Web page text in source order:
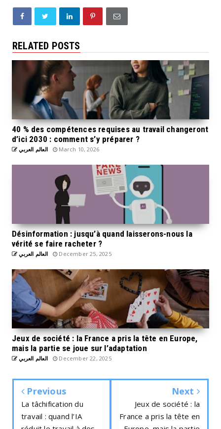
RELATED POSTS
40 % des compétences requises au travail changeront
d’ici 2030 : comment s’y préparer ?
العالم العربي March 10, 2026
Désinformation : jusqu’à quand laisserons-nous la
vérité se faire racheter ?
العالم العربي December 25, 2025
Jeux de société : la France a pris la tête en Europe,
mais la partie se joue sur l’adaptation
العالم العربي December 22, 2025
Previous
La tâchification du
travail : quand l’IA
Next
Jeux de société : la
France a pris la tête en